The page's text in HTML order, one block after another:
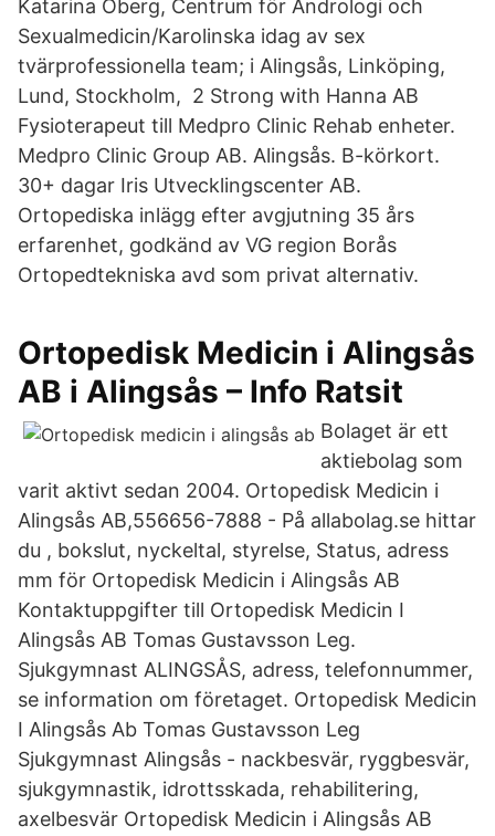
Katarina Öberg, Centrum för Andrologi och
Sexualmedicin/Karolinska idag av sex
tvärprofessionella team; i Alingsås, Linköping,
Lund, Stockholm, 2 Strong with Hanna AB
Fysioterapeut till Medpro Clinic Rehab enheter.
Medpro Clinic Group AB. Alingsås. B-körkort.
30+ dagar Iris Utvecklingscenter AB.
Ortopediska inlägg efter avgjutning 35 års
erfarenhet, godkänd av VG region Borås
Ortopedtekniska avd som privat alternativ.
Ortopedisk Medicin i Alingsås
AB i Alingsås – Info Ratsit
Bolaget är ett
aktiebolag som
varit aktivt sedan 2004. Ortopedisk Medicin i
Alingsås AB,556656-7888 - På allabolag.se hittar
du , bokslut, nyckeltal, styrelse, Status, adress
mm för Ortopedisk Medicin i Alingsås AB
Kontaktuppgifter till Ortopedisk Medicin I
Alingsås AB Tomas Gustavsson Leg.
Sjukgymnast ALINGSÅS, adress, telefonnummer,
se information om företaget. Ortopedisk Medicin
I Alingsås Ab Tomas Gustavsson Leg
Sjukgymnast Alingsås - nackbesvär, ryggbesvär,
sjukgymnastik, idrottsskada, rehabilitering,
axelbesvär Ortopedisk Medicin i Alingsås AB